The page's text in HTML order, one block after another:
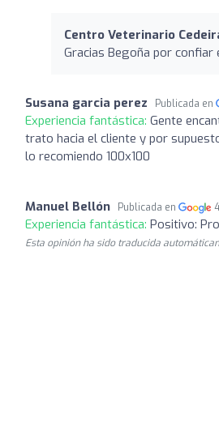
Centro Veterinario
Gracias Begoña por confiar
Susana garcia perez Publicada en
Experiencia fantástica: Gente
trato hacia el cliente y por
lo recomiendo 100x100
Manuel Bellón Publicada en
Experiencia fantástica: Positivo:
Esta opinión ha sido traducida